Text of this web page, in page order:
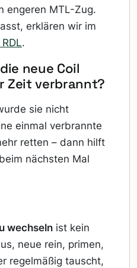
engeren MTL-Zug.
erklären wir im
.
neue Coil
Zeit verbrannt?
sie nicht
einmal verbrannte
retten – dann hilft
nächsten Mal
wechseln ist kein
neue rein, primen,
regelmäßig tauscht,